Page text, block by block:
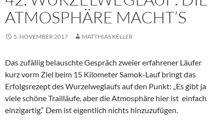
ATMOSPHÄRE MACHT’S
5. NOVEMBER 2017 MATTHIAS KELLER
Das zufällig belauschte Gespräch zweier erfahrener Läufer
kurz vorm Ziel beim 15 Kilometer Samok-Lauf bringt das
Erfolgsrezept des Wurzelweglaufs auf den Punkt: „Es gibt ja
viele schöne Trailläufe, aber die Atmosphäre hier ist einfach
einzigartig.“ Dem ist eigentlich nichts hinzuzufügen.